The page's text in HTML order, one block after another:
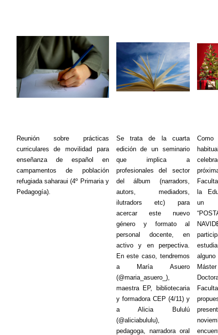
Reunión sobre prácticas
curriculares de movilidad para
enseñanza de español en
campamentos de población
refugiada saharaui (4º Primaria y
Pedagogía).
Se trata de la cuarta
edición de un seminario
que implica a
profesionales del sector
del álbum (narradors,
autors,mediadors,
ilutradors
etc) para
acercar este nuevo
género y formato al
personal docente, en
activo y enperpectiva.
En este caso, tendremos
a María Asuero
(@maria_asuero_),
maestra EP, bibliotecaria
y formadora CEP (4/11) y
a Alicia Bululú
(@aliciabululu),
pedagoga, narradora oral
la
un